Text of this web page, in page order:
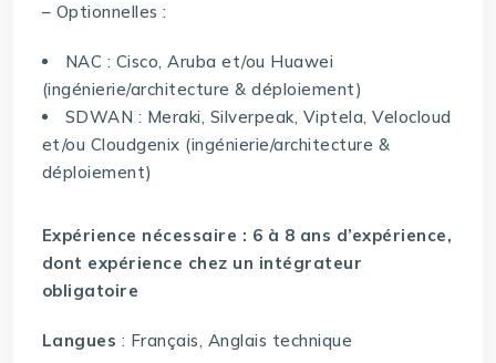
– Optionnelles :
NAC : Cisco, Aruba et/ou Huawei
(ingénierie/architecture & déploiement)
SDWAN : Meraki, Silverpeak, Viptela, Velocloud
et/ou Cloudgenix (ingénierie/architecture &
déploiement)
Expérience nécessaire : 6 à 8 ans d’expérience,
dont expérience chez un intégrateur
obligatoire
Langues : Français, Anglais technique